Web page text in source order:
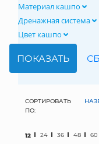
Материал кашпо
Дренажная система
Цвет кашпо
СОРТИРОВАТЬ
ПО:
12 24 36 48 60